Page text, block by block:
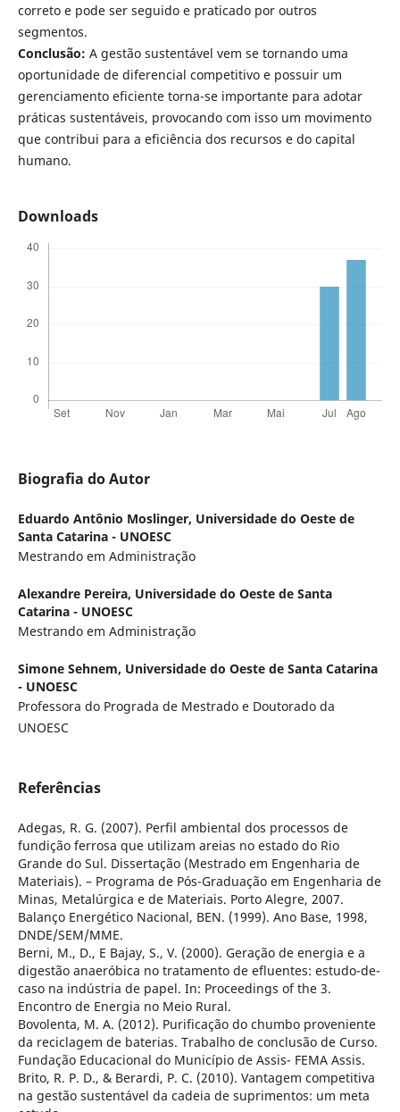
correto e pode ser seguido e praticado por outros
segmentos.
Conclusão: A gestão sustentável vem se tornando uma
oportunidade de diferencial competitivo e possuir um
gerenciamento eficiente torna-se importante para adotar
práticas sustentáveis, provocando com isso um movimento
que contribui para a eficiência dos recursos e do capital
humano.
Downloads
Biografia do Autor
Eduardo Antônio Moslinger, Universidade do Oeste de
Santa Catarina - UNOESC
Mestrando em Administração
Alexandre Pereira, Universidade do Oeste de Santa
Catarina - UNOESC
Mestrando em Administração
Simone Sehnem, Universidade do Oeste de Santa Catarina
- UNOESC
Professora do Prograda de Mestrado e Doutorado da
UNOESC
Referências
Adegas, R. G. (2007). Perfil ambiental dos processos de
fundição ferrosa que utilizam areias no estado do Rio
Grande do Sul. Dissertação (Mestrado em Engenharia de
Materiais). – Programa de Pós-Graduação em Engenharia de
Minas, Metalúrgica e de Materiais. Porto Alegre, 2007.
Balanço Energético Nacional, BEN. (1999). Ano Base, 1998,
DNDE/SEM/MME.
Berni, M., D., E Bajay, S., V. (2000). Geração de energia e a
digestão anaeróbica no tratamento de efluentes: estudo-de-
caso na indústria de papel. In: Proceedings of the 3.
Encontro de Energia no Meio Rural.
Bovolenta, M. A. (2012). Purificação do chumbo proveniente
da reciclagem de baterias. Trabalho de conclusão de Curso.
Fundação Educacional do Município de Assis- FEMA Assis.
Brito, R. P. D., & Berardi, P. C. (2010). Vantagem competitiva
na gestão sustentável da cadeia de suprimentos: um meta